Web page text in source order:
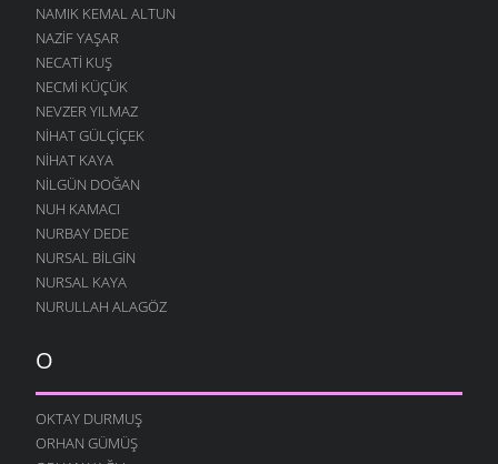
NAMIK KEMAL ALTUN
NAZIF YAŞAR
NECATI KUŞ
NECMI KÜÇÜK
NEVZER YILMAZ
NIHAT GÜLÇIÇEK
NIHAT KAYA
NILGÜN DOĞAN
NUH KAMACI
NURBAY DEDE
NURSAL BILGIN
NURSAL KAYA
NURULLAH ALAGÖZ
O
OKTAY DURMUŞ
ORHAN GÜMÜŞ